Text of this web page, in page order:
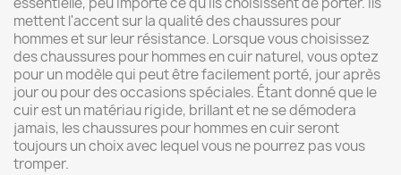
mettent l'accent sur la qualité des chaussures pour
hommes et sur leur résistance. Lorsque vous choisissez
des chaussures pour hommes en cuir naturel, vous optez
pour un modèle qui peut être facilement porté, jour après
jour ou pour des occasions spéciales. Étant donné que le
cuir est un matériau rigide, brillant et ne se démodera
jamais, les chaussures pour hommes en cuir seront
toujours un choix avec lequel vous ne pourrez pas vous
tromper.